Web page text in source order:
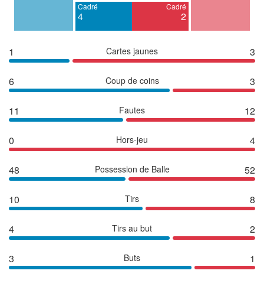
Cadré
4
Cadré
2
1 Cartes jaunes 3
6 Coup de coins 3
11 Fautes 12
0 Hors-jeu 4
48 Possession de Balle 52
10 Tirs 8
4 Tirs au but 2
3 Buts 1